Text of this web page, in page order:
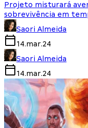
Projeto misturará
sobrevivência em
Saori Almeida
14.mar.24
Saori Almeida
14.mar.24